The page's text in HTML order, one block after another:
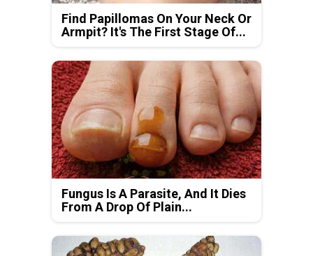
Find Papillomas On Your Neck Or
Armpit? It's The First Stage Of...
Fungus Is A Parasite, And It Dies
From A Drop Of Plain...